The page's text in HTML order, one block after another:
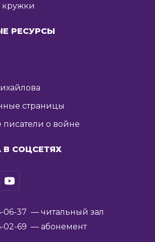
РЕСУРСЫ
страницы
о войне
В СОЦСЕТЯХ
06-37 — читальный зал
02-69 — абонемент